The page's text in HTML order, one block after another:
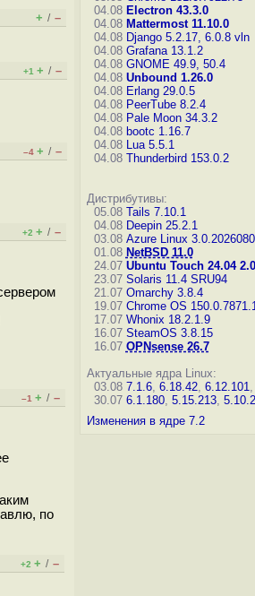
+ / –
+1 + / –
–4 + / –
+2 + / –
–1 + / –
по
+2 + / –
04.08 Electron 43.3.0
04.08 Mattermost 11.10.0
04.08 Django 5.2.17, 6.0.8 vln
04.08 Grafana 13.1.2
04.08 GNOME 49.9, 50.4
04.08 Unbound 1.26.0
04.08 Erlang 29.0.5
04.08 PeerTube 8.2.4
04.08 Pale Moon 34.3.2
04.08 bootc 1.16.7
04.08 Lua 5.5.1
04.08 Thunderbird 153.0.2
Дистрибутивы:
05.08 Tails 7.10.1
04.08 Deepin 25.2.1
03.08 Azure Linux
01.08 NetBSD 11.0
24.07 Ubuntu Touch 24.04 2.0
23.07 Solaris 11.4 SRU94
21.07 Omarchy 3.8.4
19.07 Chrome OS
17.07 Whonix 18.2.1.9
16.07 SteamOS 3.8.15
16.07 OPNsense 26.7
Актуальные ядра Linux:
03.08 7.1.6, 6.18.42, 6.12.101,
30.07 6.1.180, 5.15.213,
Изменения в ядре 7.2